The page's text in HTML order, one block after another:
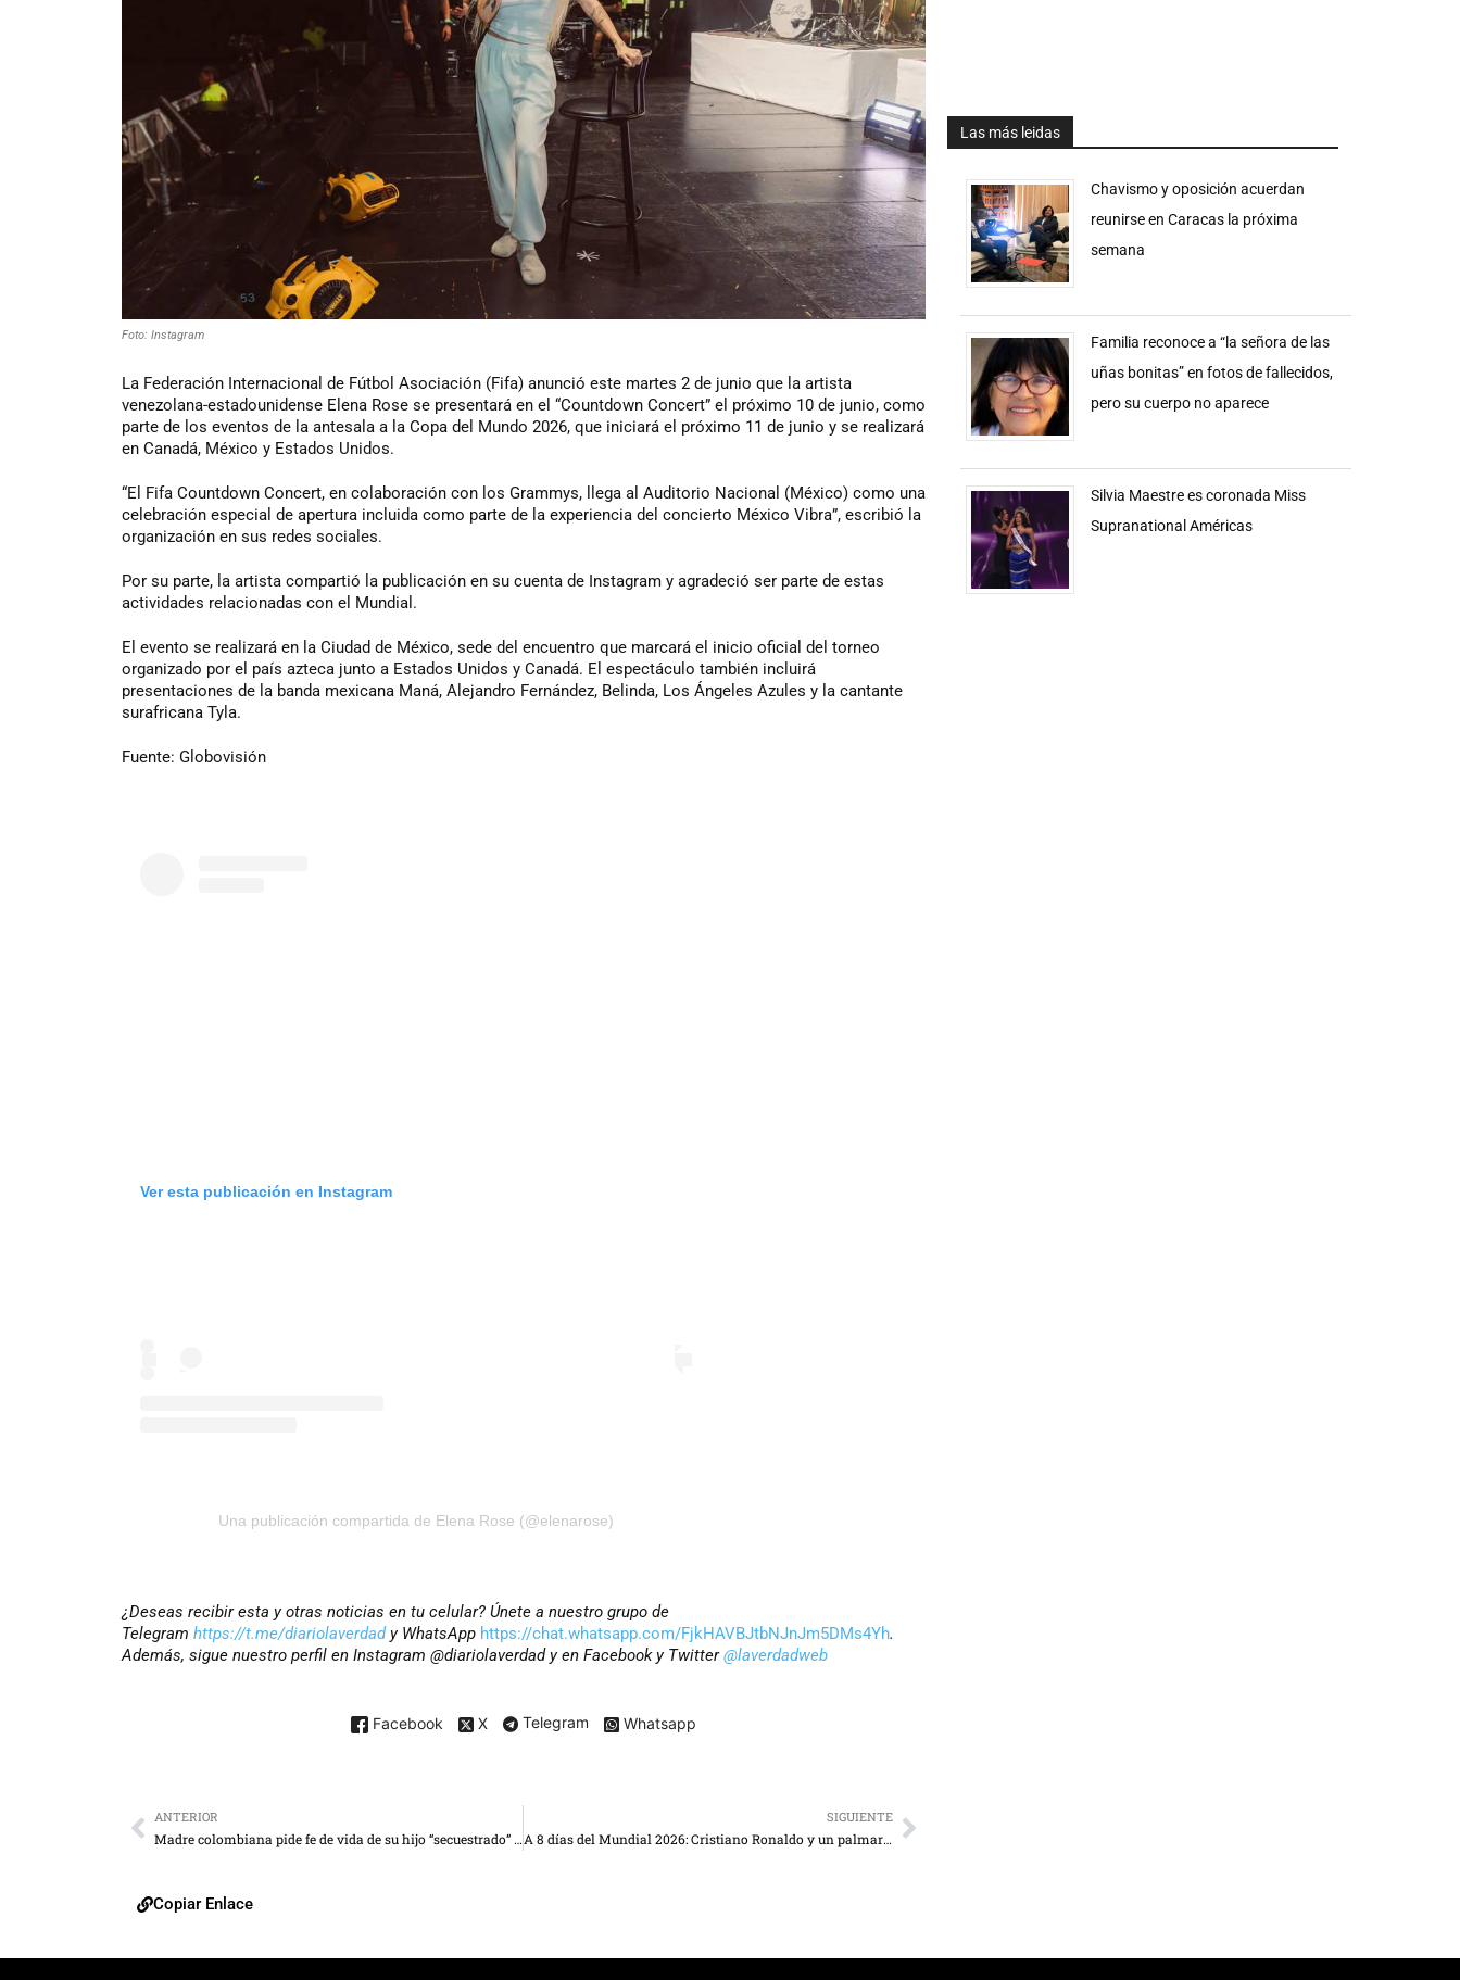
Foto: Instagram
La Federación Internacional de Fútbol Asociación (Fifa) anunció este martes 2 de junio que la artista
venezolana-estadounidense Elena Rose se presentará en el “Countdown Concert” el próximo 10 de junio, como
parte de los eventos de la antesala a la Copa del Mundo 2026, que iniciará el próximo 11 de junio y se realizará
en Canadá, México y Estados Unidos.
“El Fifa Countdown Concert, en colaboración con los Grammys, llega al Auditorio Nacional (México) como una
celebración especial de apertura incluida como parte de la experiencia del concierto México Vibra”, escribió la
organización en sus redes sociales.
Por su parte, la artista compartió la publicación en su cuenta de Instagram y agradeció ser parte de estas
actividades relacionadas con el Mundial.
El evento se realizará en la Ciudad de México, sede del encuentro que marcará el inicio oficial del torneo
organizado por el país azteca junto a Estados Unidos y Canadá. El espectáculo también incluirá
presentaciones de la banda mexicana Maná, Alejandro Fernández, Belinda, Los Ángeles Azules y la cantante
surafricana Tyla.
Fuente: Globovisión
Ver esta publicación en Instagram
Una publicación compartida de Elena Rose (@elenarose)
¿Deseas recibir esta y otras noticias en tu celular? Únete a nuestro grupo de
Telegram https://t.me/diariolaverdady WhatsApp https://chat.whatsapp.com/FjkHAVBJtbNJnJm5DMs4Yh.
Además, sigue nuestro perfil en Instagram @diariolaverdad y en Facebook y Twitter@laverdadweb
Facebook X Telegram Whatsapp
Las más leidas
Chavismo y oposición acuerdan
reunirse en Caracas la próxima
semana
Familia reconoce a “la señora de las
uñas bonitas” en fotos de fallecidos,
pero su cuerpo no aparece
Silvia Maestre es coronada Miss
Supranational Américas
ANTERIOR
Madre colombiana pide fe de vida de su hijo “secuestrado” hace 10 años y medio en Venezuela
SIGUIENTE
A 8 días del Mundial 2026: Cristiano Ronaldo y un palmarés de 8 goles
Copiar Enlace